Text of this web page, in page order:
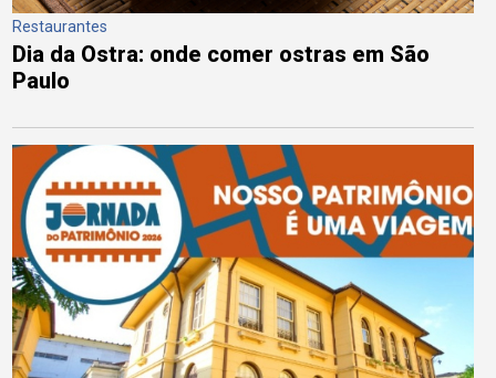
Restaurantes
Dia da Ostra: onde comer ostras em São
Paulo